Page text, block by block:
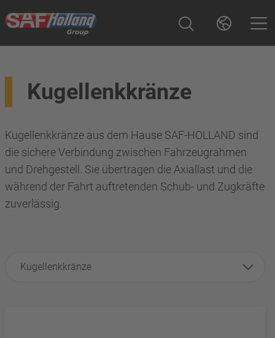
Kugellenkkränze
Kugellenkkränze aus dem Hause SAF-HOLLAND sind
die sichere Verbindung zwischen Fahrzeugrahmen
und Drehgestell. Sie übertragen die Axiallast und die
während der Fahrt auftretenden Schub- und Zugkräfte
zuverlässig.
Kugellenkkränze